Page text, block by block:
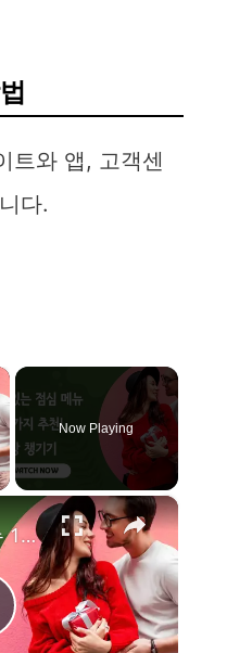
트와 앱, 고객센
다.
Now Playing
×
맛있는 점심 메뉴 15가지, 간단히 점심 해결하기